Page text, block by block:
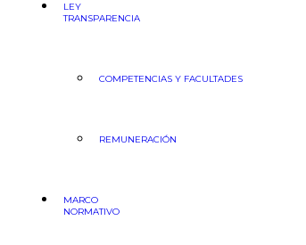
LEY
TRANSPARENCIA
COMPETENCIAS Y FACULTADES
REMUNERACIÓN
MARCO
NORMATIVO